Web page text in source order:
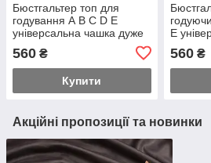
Бюстгальтер топ для
годування А В С D E
універсальна чашка дуже
560 ₴
Купити
Е
560₴
Акційні пропозиції та новинки